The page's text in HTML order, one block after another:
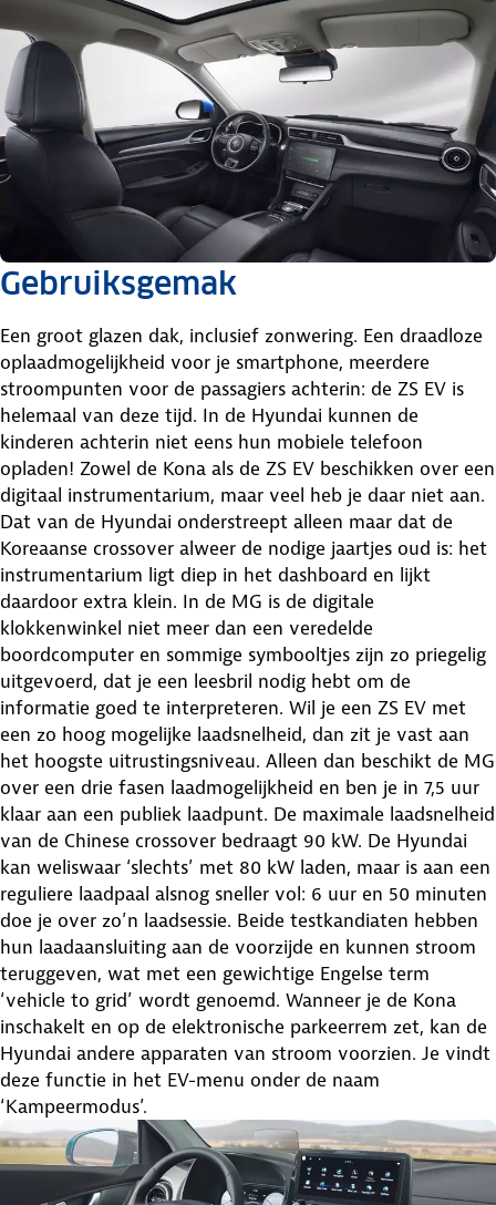
Gebruiksgemak
Een groot glazen dak, inclusief zonwering. Een draadloze
oplaadmogelijkheid voor je smartphone, meerdere
stroompunten voor de passagiers achterin: de ZS EV is
helemaal van deze tijd. In de Hyundai kunnen de
kinderen achterin niet eens hun mobiele telefoon
opladen! Zowel de Kona als de ZS EV beschikken over een
digitaal instrumentarium, maar veel heb je daar niet aan.
Dat van de Hyundai onderstreept alleen maar dat de
Koreaanse crossover alweer de nodige jaartjes oud is: het
instrumentarium ligt diep in het dashboard en lijkt
daardoor extra klein. In de MG is de digitale
klokkenwinkel niet meer dan een veredelde
boordcomputer en sommige symbooltjes zijn zo priegelig
uitgevoerd, dat je een leesbril nodig hebt om de
informatie goed te interpreteren. Wil je een ZS EV met
een zo hoog mogelijke laadsnelheid, dan zit je vast aan
het hoogste uitrustingsniveau. Alleen dan beschikt de MG
over een drie fasen laadmogelijkheid en ben je in 7,5 uur
klaar aan een publiek laadpunt. De maximale laadsnelheid
van de Chinese crossover bedraagt 90 kW. De Hyundai
kan weliswaar ‘slechts’ met 80 kW laden, maar is aan een
reguliere laadpaal alsnog sneller vol: 6 uur en 50 minuten
doe je over zo’n laadsessie. Beide testkandiaten hebben
hun laadaansluiting aan de voorzijde en kunnen stroom
teruggeven, wat met een gewichtige Engelse term
‘vehicle to grid’ wordt genoemd. Wanneer je de Kona
inschakelt en op de elektronische parkeerrem zet, kan de
Hyundai andere apparaten van stroom voorzien. Je vindt
deze functie in het EV-menu onder de naam
‘Kampeermodus’.